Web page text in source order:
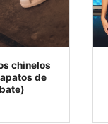
chinelos
de